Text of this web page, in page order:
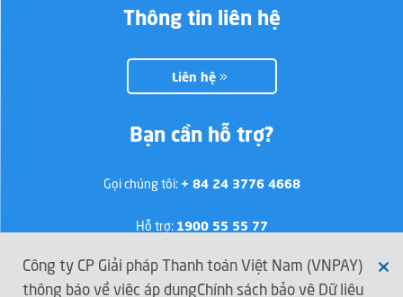
Thông tin liên hệ
Liên hệ
Bạn cần hỗ trợ?
Gọi chúng tôi: + 84 24 3776 4668
Hỗ trợ: 1900 55 55 77
Công ty CP Giải pháp Thanh toán Việt Nam (VNPAY)
thông báo về việc áp dụngChính sách bảo vệ Dữ liệu